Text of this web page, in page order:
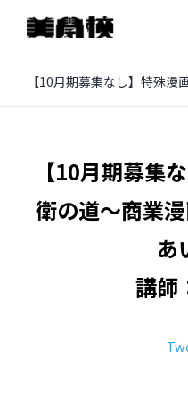
絵画
造形基礎Ⅰ
生涯ドローイングセミナー
ペインティング講座 – 油絵
石版画（リトグラフ）工房
ビジュアル･コミュニケーシ
【10月期募集
衛の道〜商業
あ
講師